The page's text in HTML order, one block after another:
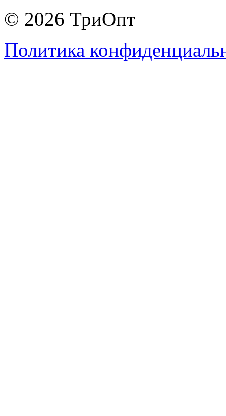
© 2026 ТриОпт
Политика